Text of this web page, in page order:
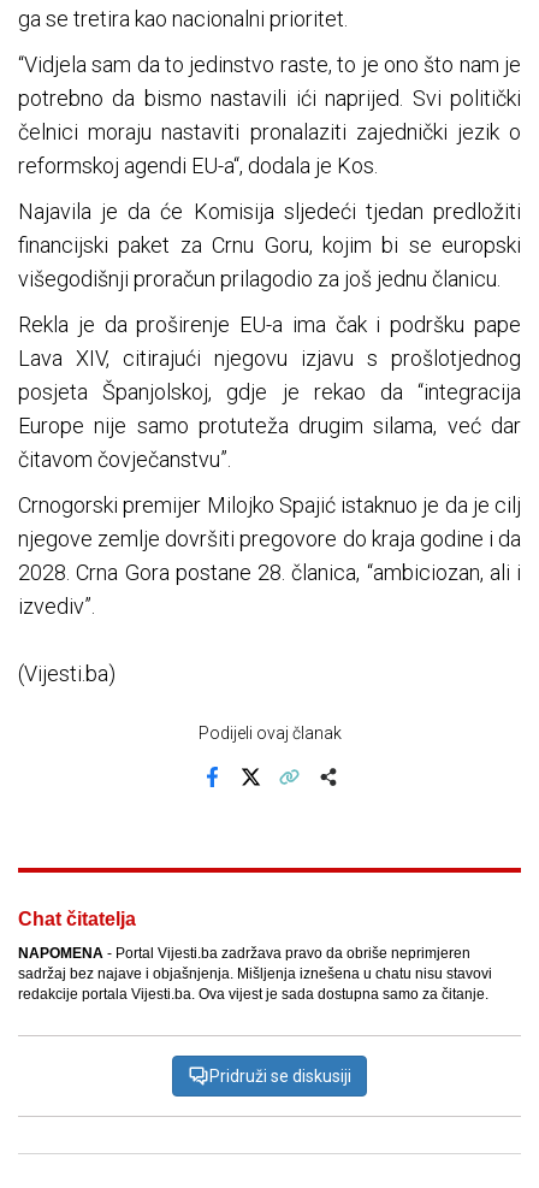
ga se tretira kao nacionalni prioritet.
“Vidjela sam da to jedinstvo raste, to je ono što nam je
potrebno da bismo nastavili ići naprijed. Svi politički
čelnici moraju nastaviti pronalaziti zajednički jezik o
reformskoj agendi EU-a“, dodala je Kos.
Najavila je da će Komisija sljedeći tjedan predložiti
financijski paket za Crnu Goru, kojim bi se europski
višegodišnji proračun prilagodio za još jednu članicu.
Rekla je da proširenje EU-a ima čak i podršku pape
Lava XIV, citirajući njegovu izjavu s prošlotjednog
posjeta Španjolskoj, gdje je rekao da “integracija
Europe nije samo protuteža drugim silama, već dar
čitavom čovječanstvu”.
Crnogorski premijer Milojko Spajić istaknuo je da je cilj
njegove zemlje dovršiti pregovore do kraja godine i da
2028. Crna Gora postane 28. članica, “ambiciozan, ali i
izvediv”.
(Vijesti.ba)
Podijeli ovaj članak
Chat čitatelja
NAPOMENA - Portal Vijesti.ba zadržava pravo da obriše neprimjeren
sadržaj bez najave i objašnjenja. Mišljenja iznešena u chatu nisu stavovi
redakcije portala Vijesti.ba. Ova vijest je sada dostupna samo za čitanje.
Pridruži se diskusiji